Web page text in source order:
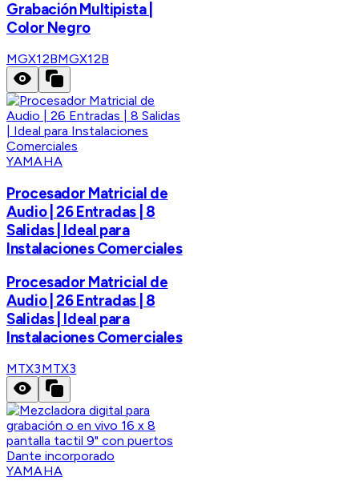
Grabación Multipista |
Color Negro
MGX12BMGX12B
YAMAHA
Procesador Matricial de
Audio | 26 Entradas | 8
Salidas | Ideal para
Instalaciones Comerciales
Procesador Matricial de
Audio | 26 Entradas | 8
Salidas | Ideal para
Instalaciones Comerciales
MTX3MTX3
YAMAHA